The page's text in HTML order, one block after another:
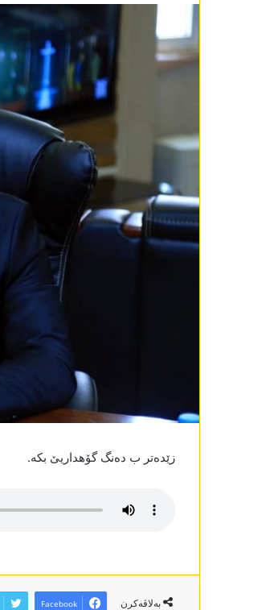
زێدەتر ب دەنگ گۆھداریێ بکە.
بەلاڤەکرن Facebook